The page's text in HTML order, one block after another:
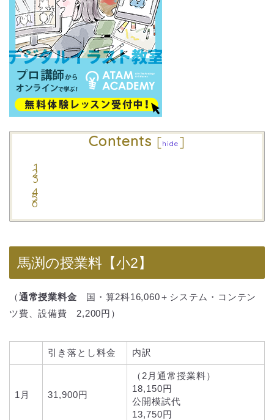
Contents [hide ]
馬渕の授業料【小2】
（通常授業料金 国・算2科16,060＋システム・コンテン
ツ費、設備費 2,200円）
引き落とし料金 内訳
1月 31,900円
（2月通常授業料）
18,150円
公開模試代
13,750円